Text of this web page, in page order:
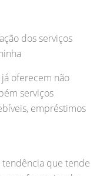
dos serviços
oferecem não
serviços
empréstimos
tendência que tende